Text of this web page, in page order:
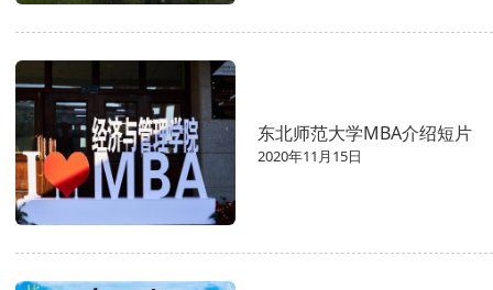
东北师范大学MBA介绍短片
2020年11月15日